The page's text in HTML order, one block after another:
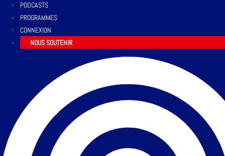
PODCASTS
PROGRAMMES
CONNEXION
NOUS SOUTENIR